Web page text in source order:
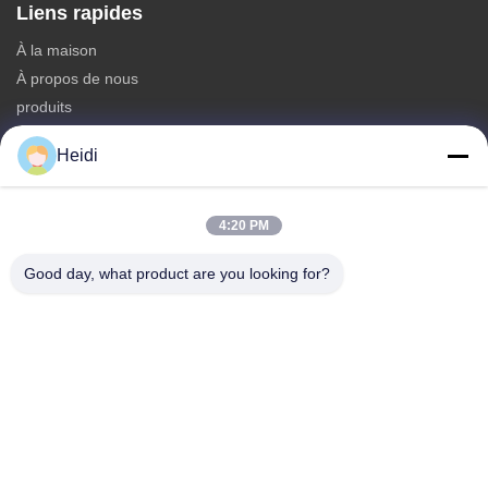
Liens rapides
À la maison
À propos de nous
produits
Nous contacter
Catégories
Fibre discontinue de polyesters
Fibre de polyester à faible fusion
Heidi
4:20 PM
Good day, what product are you looking for?